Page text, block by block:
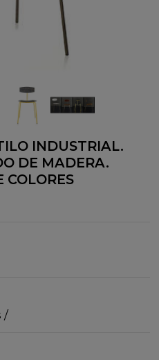
INDUSTRIAL.
DE MADERA.
COLORES
/